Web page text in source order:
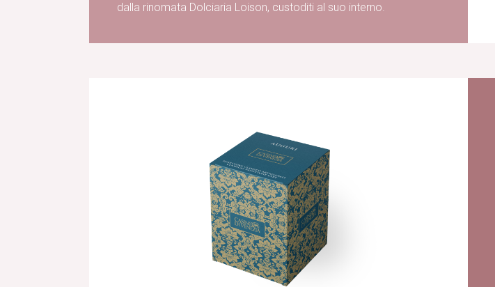
dalla rinomata Dolciaria Loison, custoditi al suo interno.